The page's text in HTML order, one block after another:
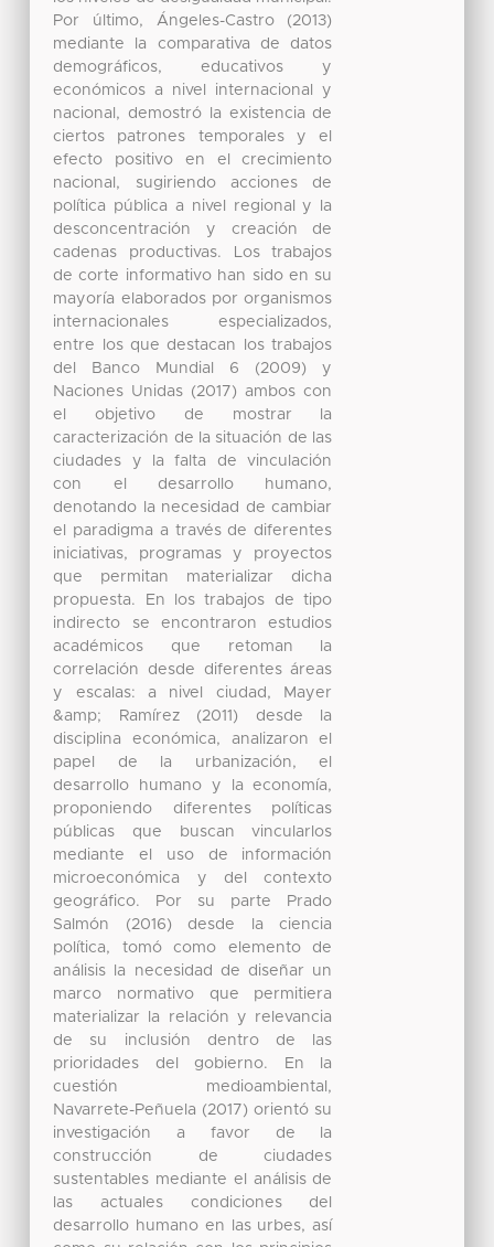
Por último, Ángeles-Castro (2013)
mediante la comparativa de datos
demográficos, educativos y
económicos a nivel internacional y
nacional, demostró la existencia de
ciertos patrones temporales y el
efecto positivo en el crecimiento
nacional, sugiriendo acciones de
política pública a nivel regional y la
desconcentración y creación de
cadenas productivas. Los trabajos
de corte informativo han sido en su
mayoría elaborados por organismos
internacionales especializados,
entre los que destacan los trabajos
del Banco Mundial 6 (2009) y
Naciones Unidas (2017) ambos con
el objetivo de mostrar la
caracterización de la situación de las
ciudades y la falta de vinculación
con el desarrollo humano,
denotando la necesidad de cambiar
el paradigma a través de diferentes
iniciativas, programas y proyectos
que permitan materializar dicha
propuesta. En los trabajos de tipo
indirecto se encontraron estudios
académicos que retoman la
correlación desde diferentes áreas
y escalas: a nivel ciudad, Mayer
&amp; Ramírez (2011) desde la
disciplina económica, analizaron el
papel de la urbanización, el
desarrollo humano y la economía,
proponiendo diferentes políticas
públicas que buscan vincularlos
mediante el uso de información
microeconómica y del contexto
geográfico. Por su parte Prado
Salmón (2016) desde la ciencia
política, tomó como elemento de
análisis la necesidad de diseñar un
marco normativo que permitiera
materializar la relación y relevancia
de su inclusión dentro de las
prioridades del gobierno. En la
cuestión medioambiental,
Navarrete-Peñuela (2017) orientó su
investigación a favor de la
construcción de ciudades
sustentables mediante el análisis de
las actuales condiciones del
desarrollo humano en las urbes, así